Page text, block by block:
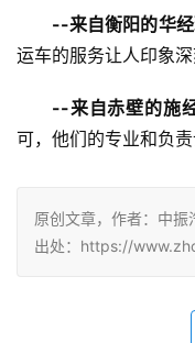
--来自衡阳的华经
运车的服务让人印象深
--来自赤壁的施
可，他们的专业和负责
原创文章，作者：中
出处：https://